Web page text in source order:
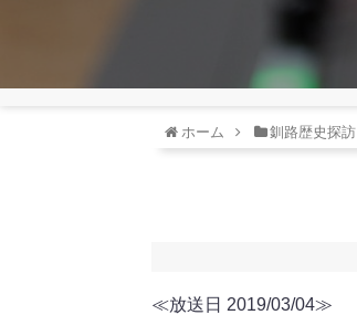
ホーム 釧路歴史探訪
≪放送日 2019/03/04≫